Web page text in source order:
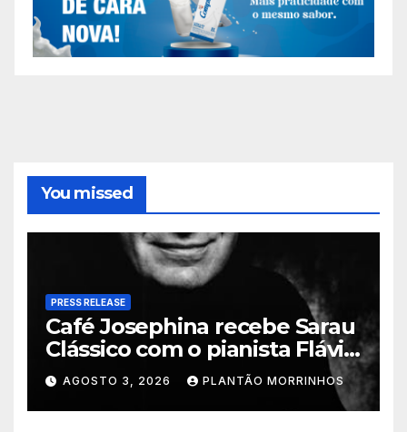
You missed
PRESS RELEASE
Café Josephina recebe Sarau
Clássico com o pianista Flávio
Varani nesta terça-feira
AGOSTO 3, 2026 PLANTÃO MORRINHOS